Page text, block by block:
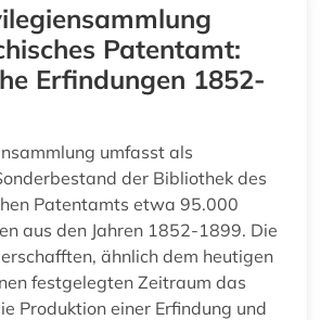
Patentamt:
Erfindungen 1852-
umfasst als
der Bibliothek des
Patentamts etwa 95.000
aus den Jahren 1852-1899. Die
ähnlich dem heutigen
festgelegten Zeitraum das
Produktion einer Erfindung und